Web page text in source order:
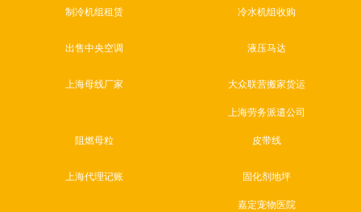
制冷机组租赁 冷水机组收购
出售中央空调 液压马达
上海母线厂家 大众联营搬家货运
上海劳务派遣公司
阻燃母粒 皮带线
上海代理记账 固化剂地坪
嘉定宠物医院